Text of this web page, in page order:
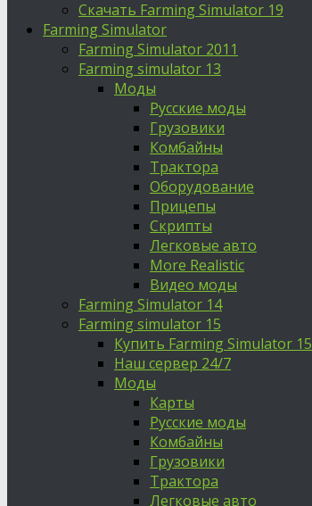
Скачать Farming Simulator 19
Farming Simulator
Farming Simulator 2011
Farming simulator 13
Моды
Русские моды
Грузовики
Комбайны
Трактора
Оборудование
Прицепы
Скрипты
Легковые авто
More Realistic
Видео моды
Farming Simulator 14
Farming simulator 15
Купить Farming Simulator 15
Наш сервер 24/7
Моды
Карты
Русские моды
Комбайны
Грузовики
Трактора
Легковые авто